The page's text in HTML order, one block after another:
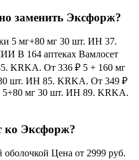
заменить Эксфорж?
5 мг+80 мг 30 шт. ИН 37.
В 164 аптеках Вамлосет
KRKA. От 336 ₽ 5 + 160 мг
30 шт. ИН 85. KRKA. От 349 ₽
5+80 мг 30 шт. ИН 89. KRKA.
ко Эксфорж?
Цена от 2999 руб.